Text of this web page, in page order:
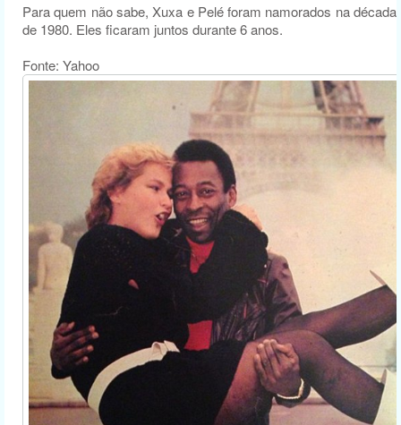
Para quem não sabe, Xuxa e Pelé foram namorados na década
de 1980. Eles ficaram juntos durante 6 anos.
Fonte: Yahoo